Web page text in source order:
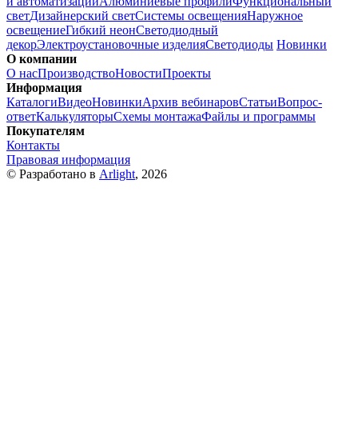
светДизайнерский светСистемы освещенияНаружное
освещениеГибкий неонСветодиодный
декорЭлектроустановочные изделияСветодиоды Новинки
О компании
О насПроизводствоНовостиПроекты
Информация
КаталогиВидеоНовинкиАрхив вебинаровСтатьиВопрос-
ответКалькуляторыСхемы монтажаФайлы и программы
Покупателям
Контакты
Правовая информация
© Разработано в Arlight, 2026